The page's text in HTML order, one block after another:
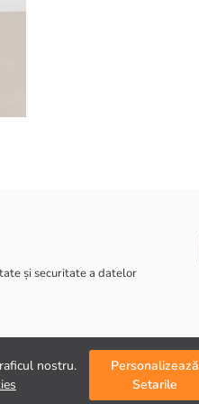
nostru.
Personalizează
Setarile
și securitate a datelor